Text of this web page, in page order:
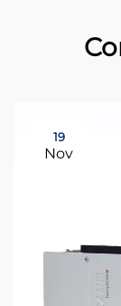
19
Nov